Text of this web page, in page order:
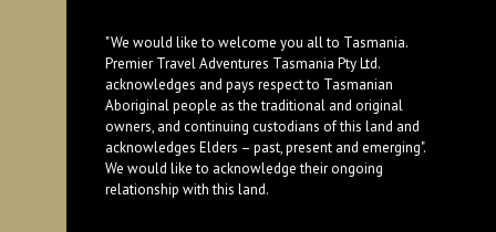
"We would like to welcome you all to Tasmania.
Premier Travel Adventures Tasmania Pty Ltd.
acknowledges and pays respect to Tasmanian
Aboriginal people as the traditional and original
owners, and continuing custodians of this land and
acknowledges Elders – past, present and emerging".
We would like to acknowledge their ongoing
relationship with this land.